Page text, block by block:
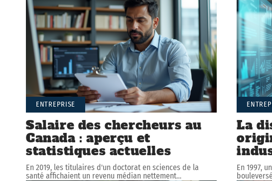
ENTREPRISE
Salaire des chercheurs au
Canada : aperçu et
statistiques actuelles
En 2019, les titulaires d'un doctorat en sciences de la
santé affichaient un revenu médian nettement…
La
En 1997,